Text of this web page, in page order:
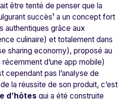
être tenté de penser que la
succès¹ a un concept fort
authentiques grâce aux
culinaire) et totalement dans
sharing economy), proposé au
d’une app mobile)
cependant pas l’analyse de
la réussite de son produit, c’est
d’hôtes qui a été construite